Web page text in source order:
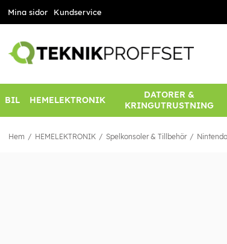
Mina sidor Kundservice
BIL HEMELEKTRONIK
DATORER &
KRINGUTRUSTNING
Hem HEMELEKTRONIK Spelkonsoler & Tillbehör